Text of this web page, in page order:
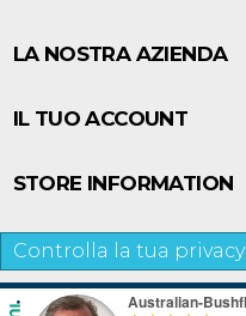
LA NOSTRA AZIENDA
IL TUO ACCOUNT
STORE INFORMATION
Controlla la tua privacy